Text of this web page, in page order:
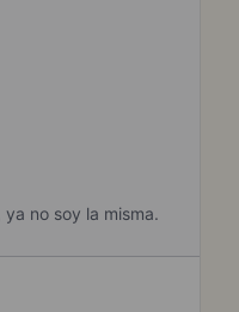
no soy la misma.